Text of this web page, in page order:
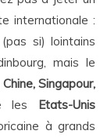
internationale :
si) lointains
mais le
Chine, Singapour,
les Etats-Unis
à grands